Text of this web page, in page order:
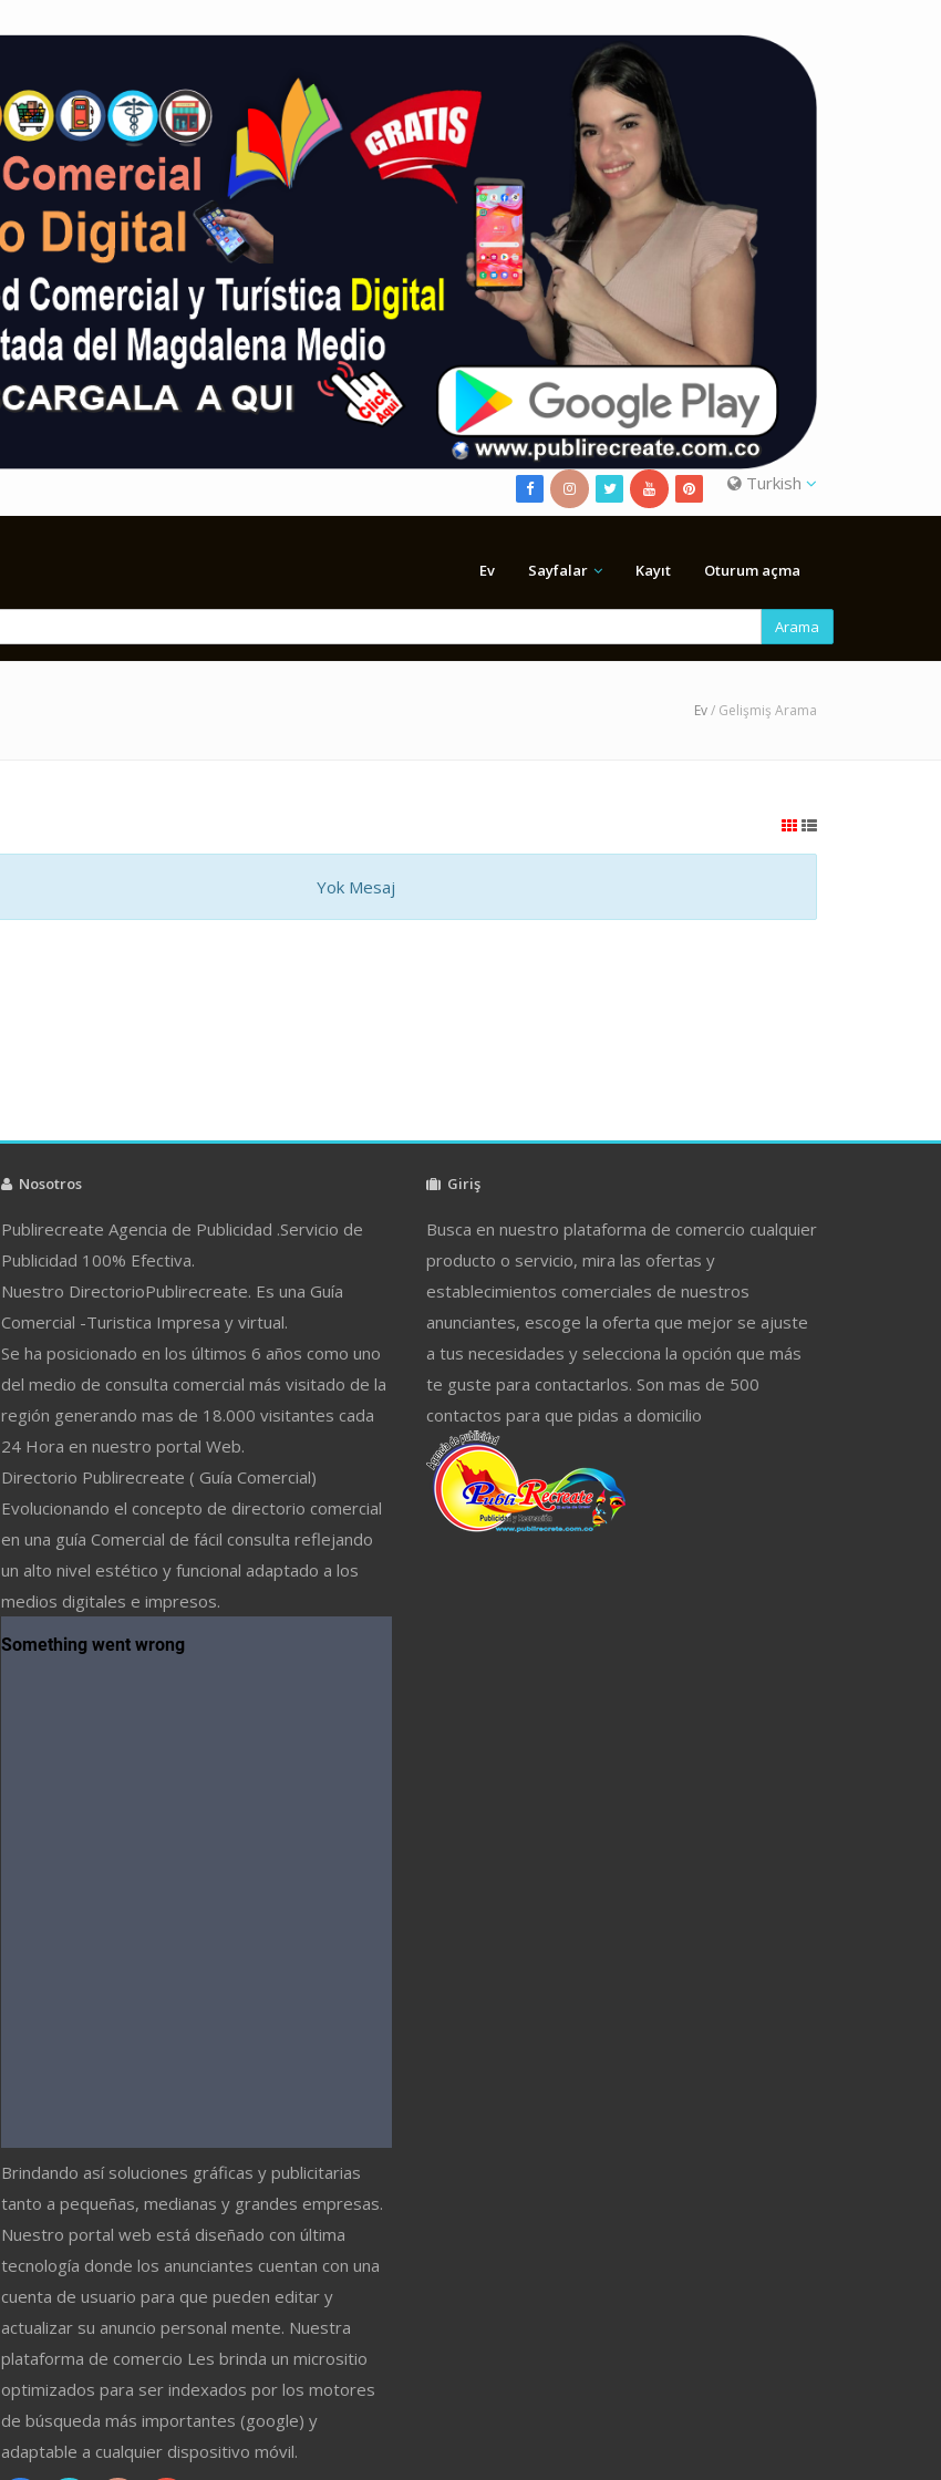
Turkish
Ev Sayfalar Kayıt Oturum açma
Arama
Ev/ Gelişmiş Arama
Yok Mesaj
Nosotros
Publirecreate Agencia de Publicidad .Servicio de
Publicidad 100% Efectiva.
Nuestro DirectorioPublirecreate. Es una Guía
Comercial -Turistica Impresa y virtual.
Se ha posicionado en los últimos 6 años como uno
del medio de consulta comercial más visitado de la
región generando mas de 18.000 visitantes cada
24 Hora en nuestro portal Web.
Directorio Publirecreate ( Guía Comercial)
Evolucionando el concepto de directorio comercial
en una guía Comercial de fácil consulta reflejando
un alto nivel estético y funcional adaptado a los
medios digitales e impresos.
Brindando así soluciones gráficas y publicitarias
tanto a pequeñas, medianas y grandes empresas.
Nuestro portal web está diseñado con última
tecnología donde los anunciantes cuentan con una
cuenta de usuario para que pueden editar y
actualizar su anuncio personal mente. Nuestra
plataforma de comercio Les brinda un micrositio
optimizados para ser indexados por los motores
de búsqueda más importantes (google) y
adaptable a cualquier dispositivo móvil.
Giriş
Busca en nuestro plataforma de comercio cualquier
producto o servicio, mira las ofertas y
establecimientos comerciales de nuestros
anunciantes, escoge la oferta que mejor se ajuste
a tus necesidades y selecciona la opción que más
te guste para contactarlos. Son mas de 500
contactos para que pidas a domicilio